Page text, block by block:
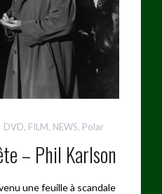
DVD, FILM, NEWS, Polar
– Phil Karlson
une feuille à scandale